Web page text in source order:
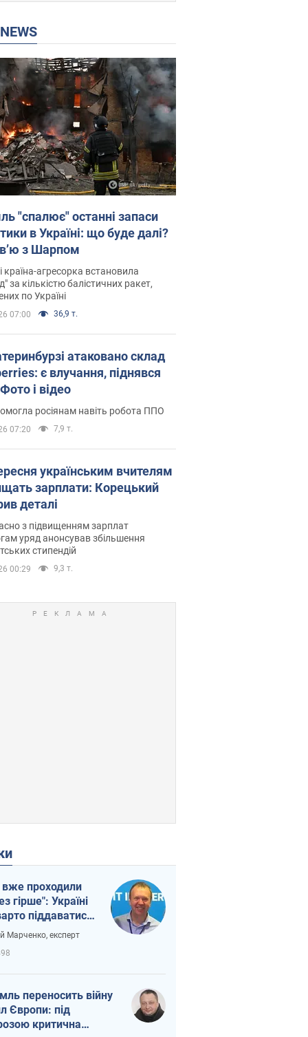
NEWS
"спалює" останні запаси
в Україні: що буде далі?
з Шарпом
країна-агресорка встановила
за кількістю балістичних ракет,
по Україні
07:00 36,9 т.
атаковано склад
є влучання, піднявся
і відео
росіянам навіть робота ППО
07:20 7,9 т.
українським вчителям
зарплати: Корецький
деталі
з підвищенням зарплат
уряд анонсував збільшення
стипендій
00:29 9,3 т.
проходили
гірше": Україні
піддаватися
через
Марченко, експерт
переносить війну
Європи: під
критична